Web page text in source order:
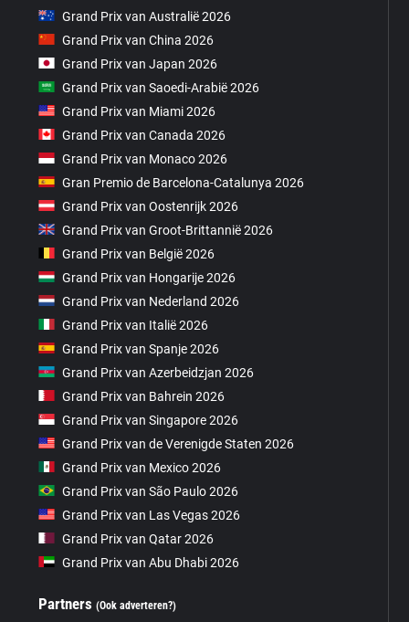
Grand Prix van Australië 2026
Grand Prix van China 2026
Grand Prix van Japan 2026
Grand Prix van Saoedi-Arabië 2026
Grand Prix van Miami 2026
Grand Prix van Canada 2026
Grand Prix van Monaco 2026
Gran Premio de Barcelona-Catalunya 2026
Grand Prix van Oostenrijk 2026
Grand Prix van Groot-Brittannië 2026
Grand Prix van België 2026
Grand Prix van Hongarije 2026
Grand Prix van Nederland 2026
Grand Prix van Italië 2026
Grand Prix van Spanje 2026
Grand Prix van Azerbeidzjan 2026
Grand Prix van Bahrein 2026
Grand Prix van Singapore 2026
Grand Prix van de Verenigde Staten 2026
Grand Prix van Mexico 2026
Grand Prix van São Paulo 2026
Grand Prix van Las Vegas 2026
Grand Prix van Qatar 2026
Grand Prix van Abu Dhabi 2026
Partners(Ook adverteren?)